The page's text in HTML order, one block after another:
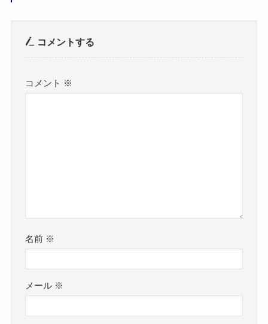
コメントする
コメント ※
名前 ※
メール ※